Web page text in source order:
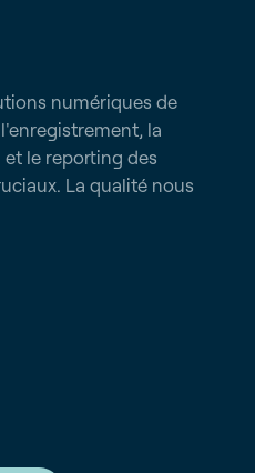
numériques de
la
le reporting des
La qualité nous